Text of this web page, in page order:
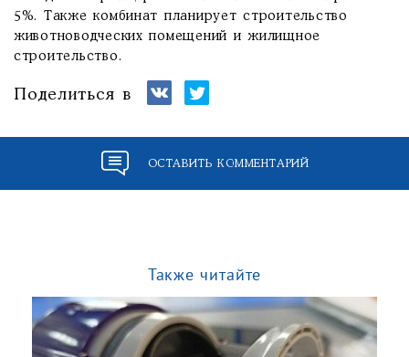
5%. Также комбинат планирует строительство
животноводческих помещений и жилищное
строительство.
Поделиться в
ОСТАВИТЬ КОММЕНТАРИЙ
Также читайте